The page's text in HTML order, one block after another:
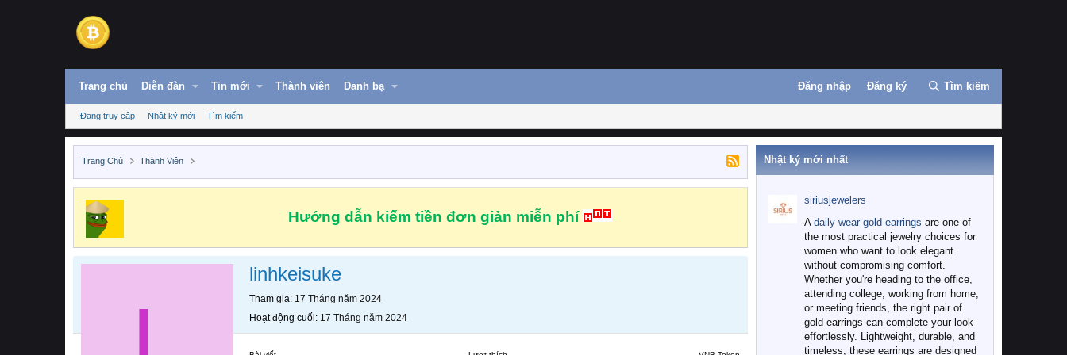
Trang chủ Diễn đàn Tin mới Thành viên Danh bạ Đăng nhập Đăng ký Tìm kiếm
Đang truy cập Nhật ký mới Tìm kiếm
Trang Chủ Thành Viên
Hướng dẫn kiếm tiền đơn giản miễn phí
linhkeisuke
Tham gia 17 Tháng năm 2024
Hoạt động cuối 17 Tháng năm 2024
Nhật ký mới nhất
siriusjewelers
A daily wear gold earrings are one of
the most practical jewelry choices for
women who want to look elegant
without compromising comfort.
Whether you're heading to the office,
attending college, working from home,
or meeting friends, the right pair of
gold earrings can complete your look
effortlessly. Lightweight, durable, and
timeless, these earrings are designed